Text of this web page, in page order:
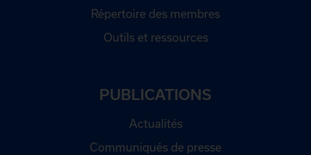
Répertoire des membres
Outils et ressources
PUBLICATIONS
Actualités
Communiqués de presse